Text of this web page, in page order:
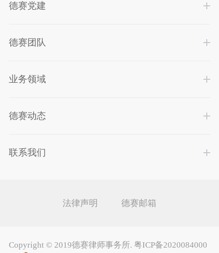
德赛党建
德赛团队
业务领域
德赛动态
联系我们
法律声明 德赛邮箱
Copyright © 2019德赛律师事务所. 粤ICP备2020084000